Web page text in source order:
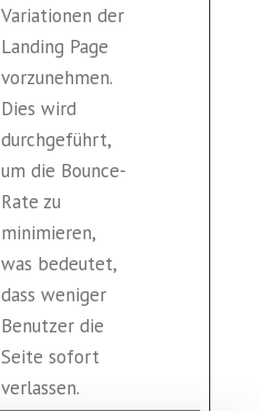
Variationen der
Landing Page
vorzunehmen.
Dies wird
durchgeführt,
um die Bounce-
Rate zu
minimieren,
was bedeutet,
dass weniger
Benutzer die
Seite sofort
verlassen.